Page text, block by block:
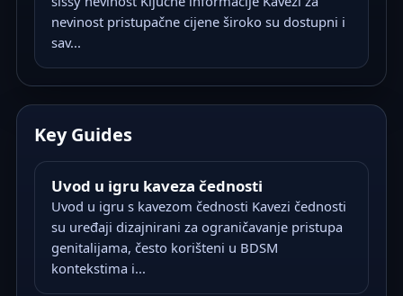
nevinost pristupačne cijene široko su dostupni i
sav...
Key Guides
Uvod u igru kaveza čednosti
Uvod u igru s kavezom čednosti Kavezi čednosti
su uređaji dizajnirani za ograničavanje pristupa
genitalijama, često korišteni u BDSM
kontekstima i...